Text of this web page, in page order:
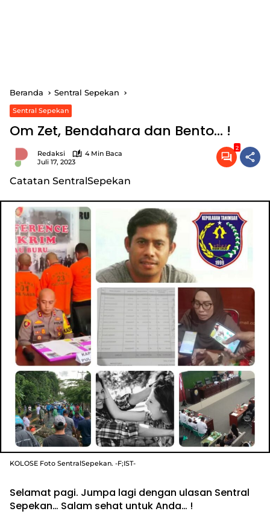
Beranda Sentral Sepekan
Sentral Sepekan
Om Zet, Bendahara dan Bento… !
Redaksi
4 Min Baca
Juli 17, 2023
2
Catatan SentralSepekan
KOLOSE Foto SentralSepekan. -F;IST-
Selamat pagi. Jumpa lagi dengan ulasan Sentral
Sepekan… Salam sehat untuk Anda… !